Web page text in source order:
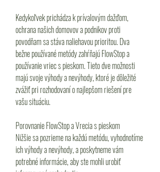
Kedykoľvek prichádza k prívalovým dažďom,
ochrana našich domovov a podnikov proti
povodňam sa stáva naliehavou prioritou. Dva
bežne používané metódy zahŕňajú FlowStop a
používanie vriec s pieskom. Tieto dve možnosti
majú svoje výhody a nevýhody, ktoré je dôležité
zvážiť pri rozhodovaní o najlepšom riešení pre
vašu situáciu.
Porovnanie FlowStop a Vrecia s pieskom
Nižšie sa pozrieme na každú metódu, vyhodnotíme
ich výhody a nevýhody, a poskytneme vám
potrebné informácie, aby ste mohli urobiť